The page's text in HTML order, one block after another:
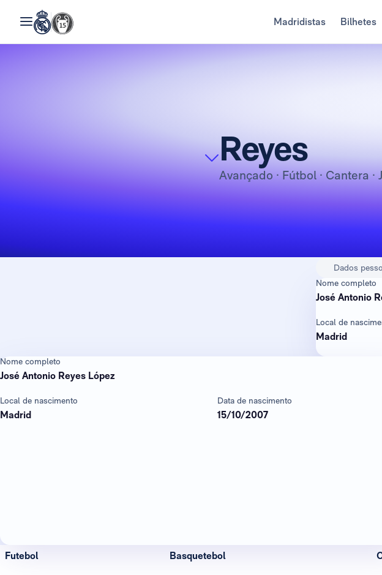
Madridistas Bilhetes
Reyes
Avançado · Fútbol · Cantera ·
Dados
Nome completo
José Antonio
Local de
Madrid
Nome completo
José Antonio Reyes López
Local de nascimento
Madrid
Data de nascimento
15/10/2007
Futebol Basquetebol